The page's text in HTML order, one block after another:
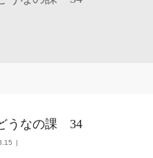
うなの課 34